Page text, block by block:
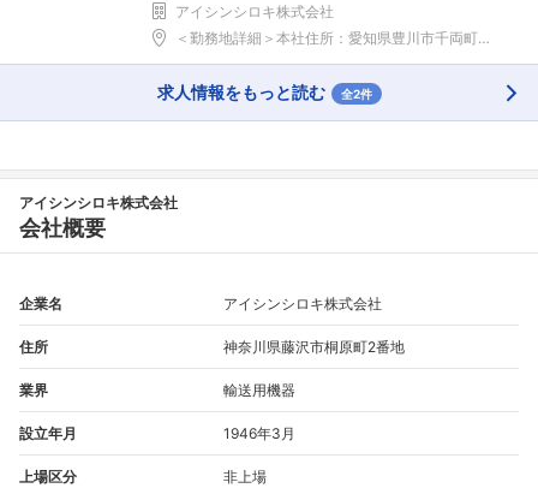
アイシンシロキ株式会社
＜勤務地詳細＞本社住所：愛知県豊川市千両町下野市場...
求人情報をもっと読む 全2件
アイシンシロキ株式会社
会社概要
企業名 アイシンシロキ株式会社
住所 神奈川県藤沢市桐原町2番地
業界 輸送用機器
設立年月 1946年3月
上場区分 非上場